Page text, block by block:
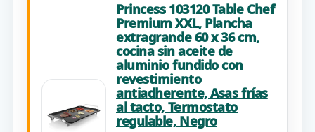
Princess 103120 Table Chef
Premium XXL, Plancha
extragrande 60 x 36 cm,
cocina sin aceite de
aluminio fundido con
revestimiento
antiadherente, Asas frías
al tacto, Termostato
regulable, Negro